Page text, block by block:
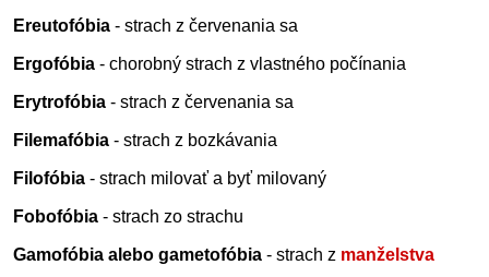
Ereutofóbia - strach z červenania sa
Ergofóbia - chorobný strach z vlastného počínania
Erytrofóbia - strach z červenania sa
Filemafóbia - strach z bozkávania
Filofóbia - strach milovať a byť milovaný
Fobofóbia - strach zo strachu
Gamofóbia alebo gametofóbia - strach z manželstva